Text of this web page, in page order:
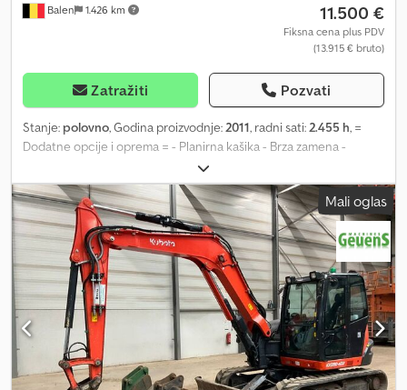
Balen 1.426 km 11.500 €
Fiksna cena plus PDV
(13.915 € bruto)
Zatražiti Pozvati
Stanje: polovno, Godina proizvodnje:2011, radni sati:2.455 h, =
Dodatne opcije i oprema = - Planirna kašika - Brza zamena -
Standardna dubinska kašika = Napomene = podesivo podvozje =
Dodatne informacije = Cedpezrudlefx Acisha Pogon: guseničar
Prazna masa: 1.615 kg Kontaktirajte Geert Geuens za više
informacija.
Mali oglas